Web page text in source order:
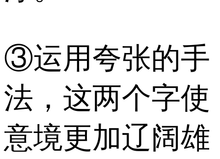
③运用夸张的手
法，这两个字使
意境更加辽阔雄